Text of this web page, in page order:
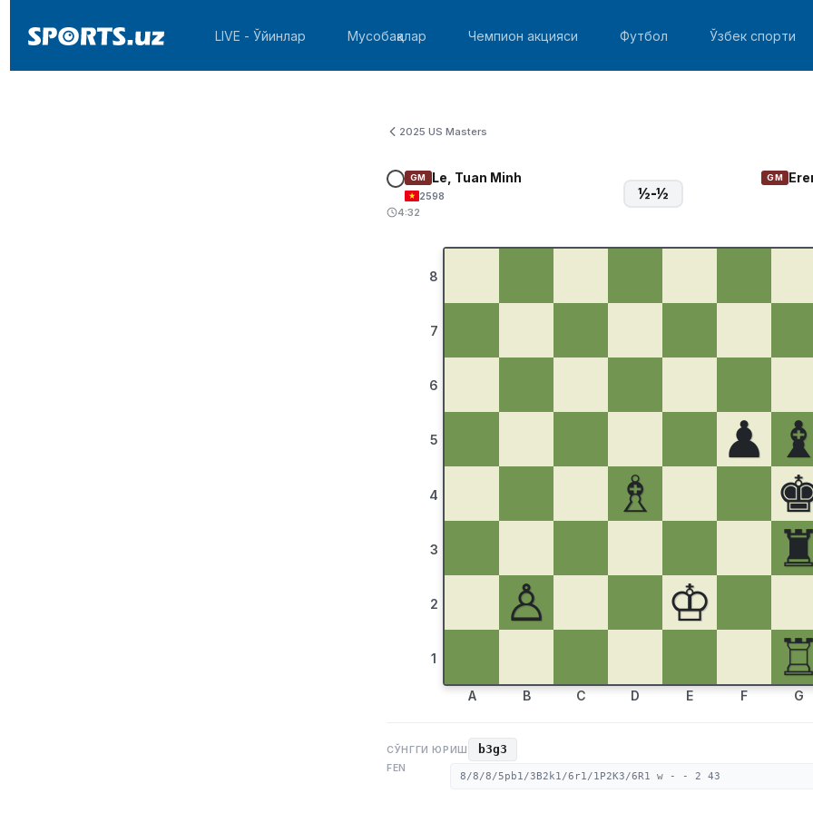
LIVE - Ўйинлар Мусобақалар Чемпион акцияси Футбол Ўзбек спорти
2025 US Masters
GM Le, Tuan Minh
2598
4:32
½-½
GM
8
7
6
5
4
3
2
1
♟ ♝
♗
♜
♙
♔
♖
A B C D E F G
СЎНГГИ ЮРИШ b3g3
FEN
8/8/8/5pb1/3B2k1/6r1/1P2K3/6R1 w - - 2 43